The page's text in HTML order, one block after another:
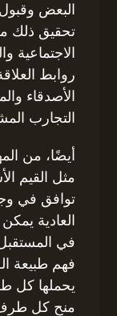
البعض وقبول
تحقيق ذلك
الاجتماعية
روابط
الأصدقاء
التجارب
أيضًا، من
مثل القيم
توافق في
العادية
في
فهم طبيعة
يحملها كل
منح كل